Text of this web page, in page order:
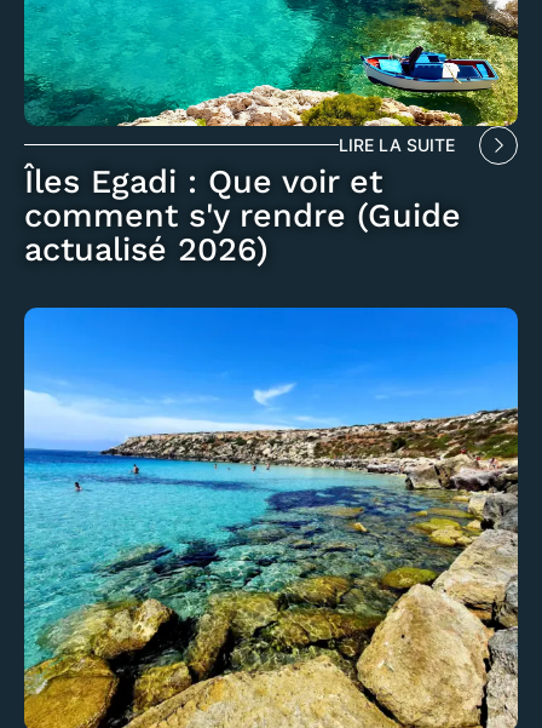
LIRE LA SUITE
Îles Egadi : Que voir et
comment s'y rendre (Guide
actualisé 2026)